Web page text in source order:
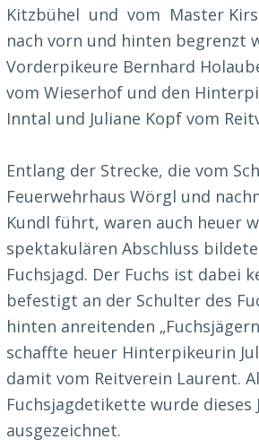
Kitzbühel und vom Master
nach vorn und hinten begrenzt
Vorderpikeure Bernhard
vom Wieserhof und den
Inntal und Juliane Kopf vom
Entlang der Strecke, die vom
Feuerwehrhaus Wörgl und
Kundl führt, waren auch heuer
spektakulären Abschluss
Fuchsjagd. Der Fuchs ist dabei
befestigt an der Schulter des
hinten anreitenden
schaffte heuer Hinterpikeurin
damit vom Reitverein Laurent.
Fuchsjagdetikette wurde dieses
ausgezeichnet.